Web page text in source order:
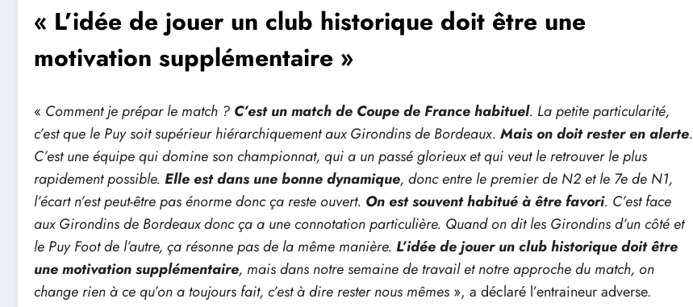
« L’idée de jouer un club historique doit être une
motivation supplémentaire »
« Comment je prépar le match ? C’est un match de Coupe de France habituel. La petite particularité,
c’est que le Puy soit supérieur hiérarchiquement aux Girondins de Bordeaux. Mais on doit rester en alerte.
C’est une équipe qui domine son championnat, qui a un passé glorieux et qui veut le retrouver le plus
rapidement possible. Elle est dans une bonne dynamique, donc entre le premier de N2 et le 7e de N1,
l’écart n’est peut-être pas énorme donc ça reste ouvert. On est souvent habitué à être favori. C’est face
aux Girondins de Bordeaux donc ça a une connotation particulière. Quand on dit les Girondins d’un côté et
le Puy Foot de l’autre, ça résonne pas de la même manière. L’idée de jouer un club historique doit être
une motivation supplémentaire, mais dans notre semaine de travail et notre approche du match, on
change rien à ce qu’on a toujours fait, c’est à dire rester nous mêmes », a déclaré l’entraineur adverse.